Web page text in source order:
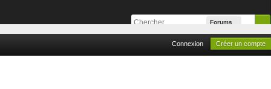
Forums
Connexion Créer un compte